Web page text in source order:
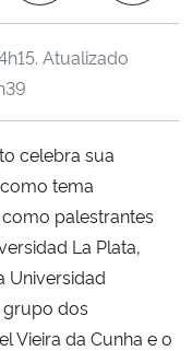
. Atualizado
celebra sua
tema
como palestrantes
La Plata,
Universidad
dos
Vieira da Cunha e o